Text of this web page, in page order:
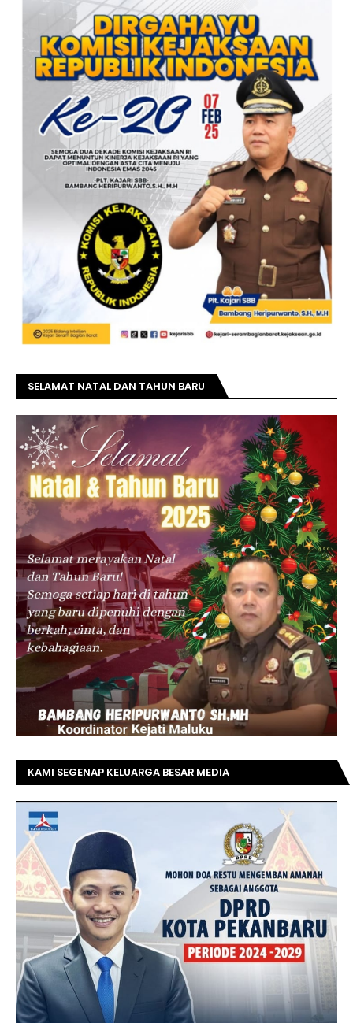
SELAMAT NATAL DAN TAHUN BARU
KAMI SEGENAP KELUARGA BESAR MEDIA
BAPAK ACHMAD FAISAL REZ